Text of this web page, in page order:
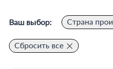
Ваш выбор: Страна
Сбросить все